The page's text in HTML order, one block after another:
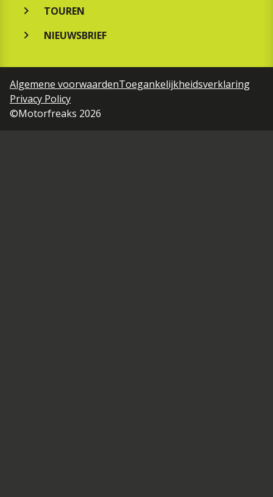
TOUREN
NIEUWSBRIEF
Algemene voorwaardenToegankelijkheidsverklaring
Privacy Policy
©Motorfreaks 2026